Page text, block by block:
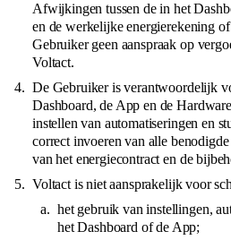
Afwijkingen tussen de in het
en de werkelijke energierekening
Gebruiker geen aanspraak op
Voltact.
De Gebruiker is verantwoordelijk
Dashboard, de App en de
instellen van automatiseringen en
correct invoeren van alle
van het energiecontract en de
Voltact is niet aansprakelijk voor
het gebruik van instellingen,
het Dashboard of de App;